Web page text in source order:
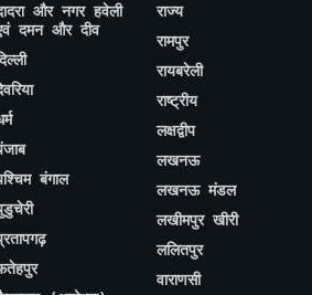
और नगर हवेली
दमन और दीव
बंगाल
राज्य
रामपुर
रायबरेली
राष्ट्रीय
लक्षद्वीप
लखनऊ
लखनऊ मंडल
लखीमपुर खीरी
ललितपुर
वाराणसी